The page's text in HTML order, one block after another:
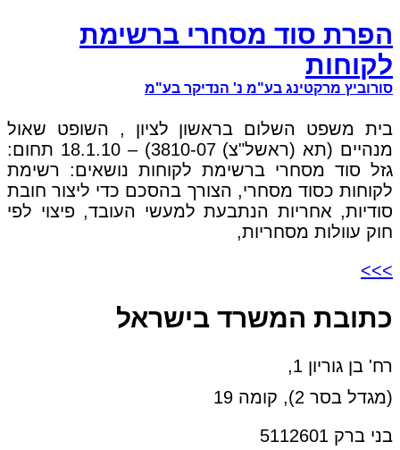
הפרת סוד מסחרי ברשימת
לקוחות
סורוביץ מרקטינג בע"מ נ' הנדיקר בע"מ
בית משפט השלום בראשון לציון , השופט שאול
מנהיים (תא (ראשל"צ) 3810-07) – 18.1.10 תחום:
גזל סוד מסחרי ברשימת לקוחות נושאים: רשימת
לקוחות כסוד מסחרי, הצורך בהסכם כדי ליצור חובת
סודיות, אחריות הנתבעת למעשי העובד, פיצוי לפי
חוק עוולות מסחריות,
>>>
כתובת המשרד בישראל
רח' בן גוריון 1,
(מגדל בסר 2), קומה 19
בני ברק 5112601